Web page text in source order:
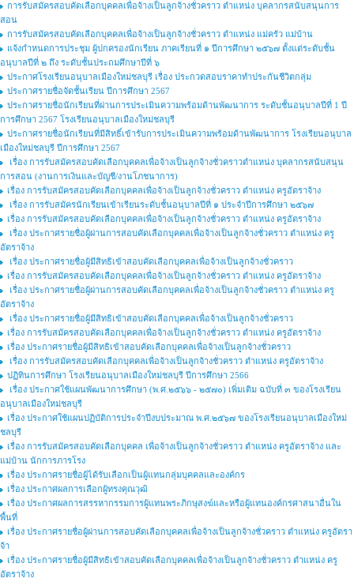
การรับสมัครสอบคัดเลือกบุคคลเพื่อจ้างเป็นลูกจ้างชั่วคราว ตำแหน่ง บุคลากรสนับสนุนการ
สอน
การรับสมัครสอบคัดเลือกบุคคลเพื่อจ้างเป็นลูกจ้างชั่วคราว ตำแหน่ง แม่ครัว แม่บ้าน
แจ้งกำหนดการประชุม ผู้ปกครองนักเรียน ภาคเรียนที่ ๑ ปีการศึกษา ๒๕๖๗ ตั้งแต่ระดับชั้น
อนุบาลปีที่ ๒ ถึง ระดับชั้นประถมศึกษาปีที่ ๖
ประกาศโรงเรียนอนุบาลเมืองใหม่ชลบุรี เรื่อง ประกวดสอบราคาทำประกันชีวิตกลุ่ม
ประกาศรายชื่อจัดชั้นเรียน ปีการศึกษา 2567
ประกาศรายชื่อนักเรียนที่ผ่านการประเมินความพร้อมด้านพัฒนาการ ระดับชั้นอนุบาลปีที่ 1 ปี
การศึกษา 2567 โรงเรียนอนุบาลเมืองใหม่ชลบุรี
ประกาศรายชื่อนักเรียนที่มีสิทธิ์เข้ารับการประเมินความพร้อมด้านพัฒนาการ โรงเรียนอนุบาล
เมืองใหม่ชลบุรี ปีการศึกษา 2567
เรื่อง การรับสมัครสอบคัดเลือกบุคคลเพื่อจ้างเป็นลูกจ้างชั่วคราวตำแหน่ง บุคลากรสนับสนุน
การสอน (งานการเงินและบัญชี/งานโภชนาการ)
เรื่อง การรับสมัครสอบคัดเลือกบุคคลเพื่อจ้างเป็นลูกจ้างชั่วคราว ตำแหน่ง ครูอัตราจ้าง
เรื่อง การรับสมัครนักเรียนเข้าเรียนระดับชั้นอนุบาลปีที่ ๑ ประจำปีการศึกษา ๒๕๖๗
เรื่อง การรับสมัครสอบคัดเลือกบุคคลเพื่อจ้างเป็นลูกจ้างชั่วคราว ตำแหน่ง ครูอัตราจ้าง
เรื่อง ประกาศรายชื่อผู้ผ่านการสอบคัดเลือกบุคคลเพื่อจ้างเป็นลูกจ้างชั่วคราว ตำแหน่ง ครู
อัตราจ้าง
เรื่อง ประกาศรายชื่อผู้มีสิทธิเข้าสอบคัดเลือกบุคคลเพื่อจ้างเป็นลูกจ้างชั่วคราว
เรื่อง การรับสมัครสอบคัดเลือกบุคคลเพื่อจ้างเป็นลูกจ้างชั่วคราว ตำแหน่ง ครูอัตราจ้าง
เรื่อง ประกาศรายชื่อผู้ผ่านการสอบคัดเลือกบุคคลเพื่อจ้างเป็นลูกจ้างชั่วคราว ตำแหน่ง ครู
อัตราจ้าง
เรื่อง ประกาศรายชื่อผู้มีสิทธิเข้าสอบคัดเลือกบุคคลเพื่อจ้างเป็นลูกจ้างชั่วคราว
เรื่อง การรับสมัครสอบคัดเลือกบุคคลเพื่อจ้างเป็นลูกจ้างชั่วคราว ตำแหน่ง ครูอัตราจ้าง
เรื่อง ประกาศรายชื่อผู้มีสิทธิเข้าสอบคัดเลือกบุคคลเพื่อจ้างเป็นลูกจ้างชั่วคราว
เรื่อง การรับสมัครสอบคัดเลือกบุคคลเพื่อจ้างเป็นลูกจ้างชั่วคราว ตำแหน่ง ครูอัตราจ้าง
ปฏิทินการศึกษา โรงเรียนอนุบาลเมืองใหม่ชลบุรี ปีการศึกษา 2566
เรื่อง ประกาศใช้แผนพัฒนาการศึกษา (พ.ศ.๒๕๖๖ - ๒๕๗๐) เพิ่มเติม ฉบับที่ ๓ ของโรงเรียน
อนุบาลเมืองใหม่ชลบุรี
เรื่อง ประกาศใช้แผนปฏิบัติการประจำปีงบประมาณ พ.ศ.๒๕๖๗ ของโรงเรียนอนุบาลเมืองใหม่
ชลบุรี
เรื่อง การรับสมัครสอบคัดเลือกบุคคล เพื่อจ้างเป็นลูกจ้างชั่วคราว ตำแหน่ง ครูอัตราจ้าง และ
แม่บ้าน นักการภารโรง
เรื่อง ประกาศรายชื่อผู้ได้รับเลือกเป็นผู้แทนกลุ่มบุคคลและองค์กร
เรื่อง ประกาศผลการเลือกผู้ทรงคุณวุฒิ
เรื่อง ประกาศผลการสรรหากรรมการผู้แทนพระภิกษุสงฆ์และหรือผู้แทนองค์กรศาสนาอื่นใน
พื้นที่
เรื่อง ประกาศรายชื่อผู้ผ่านการสอบคัดเลือกบุคคลเพื่อจ้างเป็นลูกจ้างชั่วคราว ตำแหน่ง ครูอัตรา
จ้า
เรื่อง ประกาศรายชื่อผู้มีสิทธิเข้าสอบคัดเลือกบุคคลเพื่อจ้างเป็นลูกจ้างชั่วคราว ตำแหน่ง ครู
อัตราจ้าง